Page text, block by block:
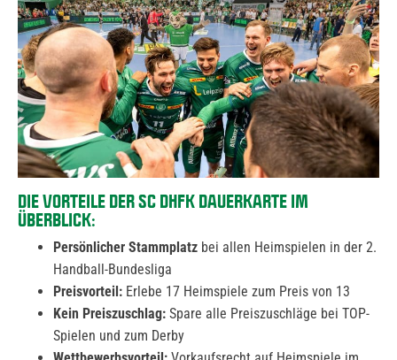
DIE VORTEILE DER SC DHFK DAUERKARTE IM
ÜBERBLICK:
Persönlicher Stammplatz bei allen Heimspielen in der 2.
Handball-Bundesliga
Preisvorteil: Erlebe 17 Heimspiele zum Preis von 13
Kein Preiszuschlag: Spare alle Preiszuschläge bei TOP-
Spielen und zum Derby